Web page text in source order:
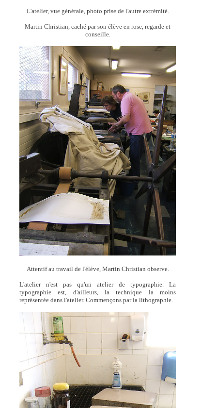
L'atelier, vue générale, photo prise de l'autre extrémité.
Martin Christian, caché par son élève en rose, regarde et
conseille.
Attentif au travail de l'élève, Martin Christian observe.
L'atelier n'est pas qu'un atelier de typographie. La
typographie est, d'ailleurs, la technique la moins
représentée dans l'atelier. Commençons par la lithographie.